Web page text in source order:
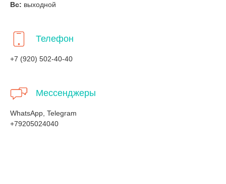
Вс: выходной
Телефон
+7 (920) 502-40-40
Мессенджеры
WhatsApp, Telegram
+79205024040